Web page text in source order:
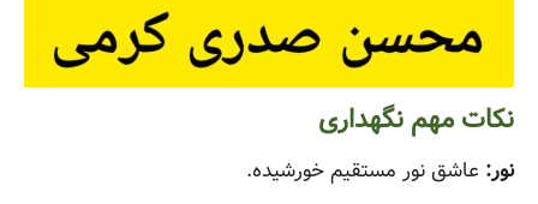
نکات مهم نگهداری
نور: عاشق نور مستقیم خورشیده.